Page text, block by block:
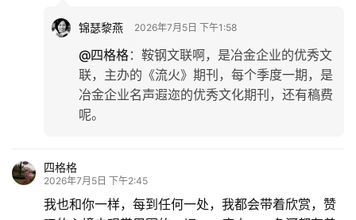
锦瑟黎燕 2026年7月5日 下午1:58
@四格格： 鞍钢文联啊，是冶金企业的优秀文
联，主办的《流火》期刊，每个季度一期，是
冶金企业名声遐迩的优秀文化期刊，还有稿费
呢。
四格格
2026年7月5日 下午2:45
我也和你一样，每到任何一处，我都会带着欣赏，赞